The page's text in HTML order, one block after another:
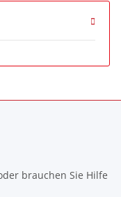
brauchen Sie Hilfe